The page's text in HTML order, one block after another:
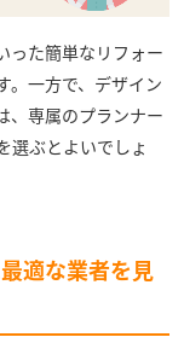
った簡単なリフォー
。一方で、デザイン
、専属のプランナー
選ぶとよいでしょ
適な業者を見